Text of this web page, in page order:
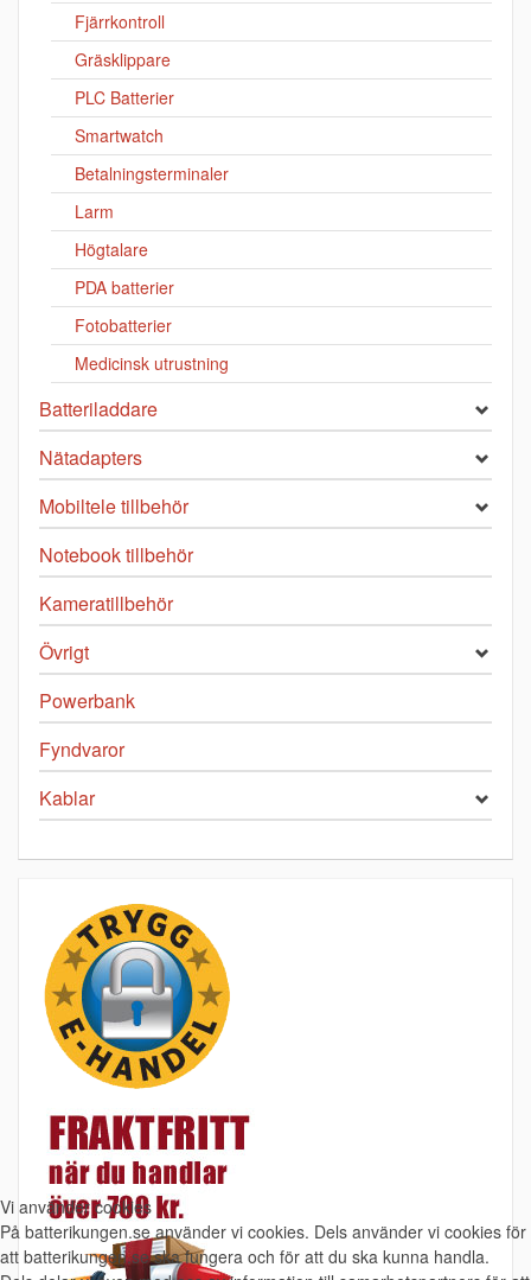
Fjärrkontroll
Gräsklippare
PLC Batterier
Smartwatch
Betalningsterminaler
Larm
Högtalare
PDA batterier
Fotobatterier
Medicinsk utrustning
Batteriladdare
Nätadapters
Mobiltele tillbehör
Notebook tillbehör
Kameratillbehör
Övrigt
Powerbank
Fyndvaror
Kablar
Vi använder cookies
På batterikungen.se använder vi cookies. Dels använder vi cookies för
att batterikungen.se ska fungera och för att du ska kunna handla.